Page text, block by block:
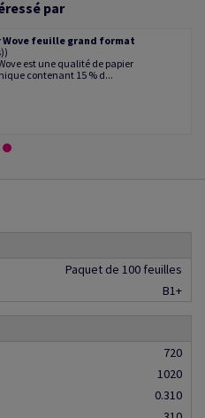
par
Wove feuille grand format
est une qualité de papier
contenant 15 % d...
Paquet de 100 feuilles
B1+
720
1020
0.310